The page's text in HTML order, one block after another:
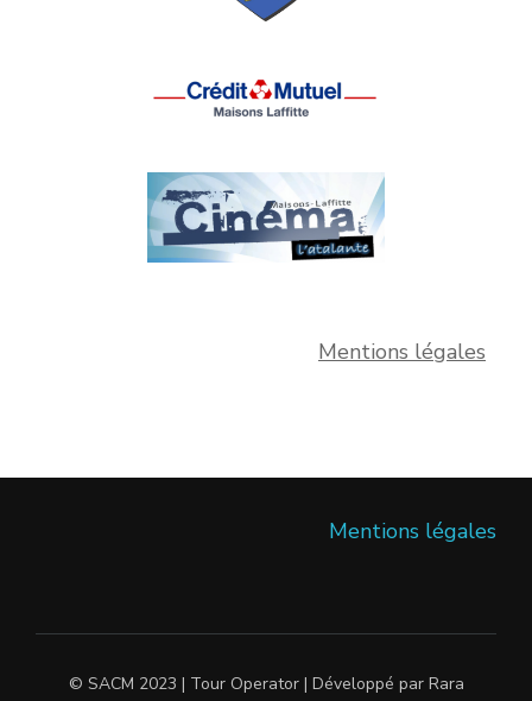
Mentions légales
Mentions légales
© SACM 2023 | Tour Operator | Développé par Rara